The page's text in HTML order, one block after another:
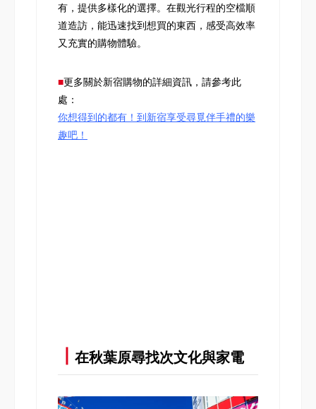
有，提供多樣化的選擇。在觀光行程的空檔順
道造訪，能迅速找到想買的東西，感受高效率
又充實的購物體驗。
■更多關於新宿購物的詳細資訊，請參考此
處：
你想得到的都有！到新宿享受尋覓伴手禮的樂
趣吧！
在秋葉原尋找次文化與家電